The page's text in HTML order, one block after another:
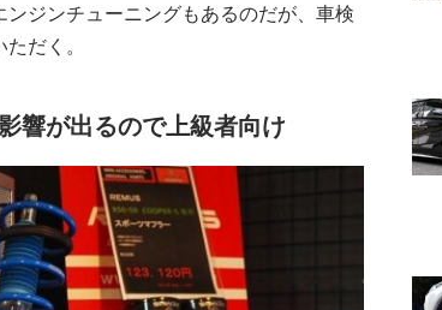
ジンチューニングもあるのだが、車検
だく。
響が出るので上級者向け